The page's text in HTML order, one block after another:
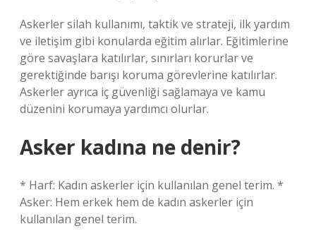
Askerler silah kullanımı, taktik ve strateji, ilk yardım
ve iletişim gibi konularda eğitim alırlar. Eğitimlerine
göre savaşlara katılırlar, sınırları korurlar ve
gerektiğinde barışı koruma görevlerine katılırlar.
Askerler ayrıca iç güvenliği sağlamaya ve kamu
düzenini korumaya yardımcı olurlar.
Asker kadına ne denir?
* Harf: Kadın askerler için kullanılan genel terim. *
Asker: Hem erkek hem de kadın askerler için
kullanılan genel terim.